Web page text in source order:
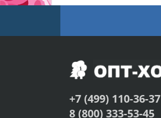
+7 (499) 110-36-37
8 (800) 333-53-45